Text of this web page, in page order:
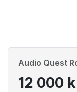
Audio Quest
12 000